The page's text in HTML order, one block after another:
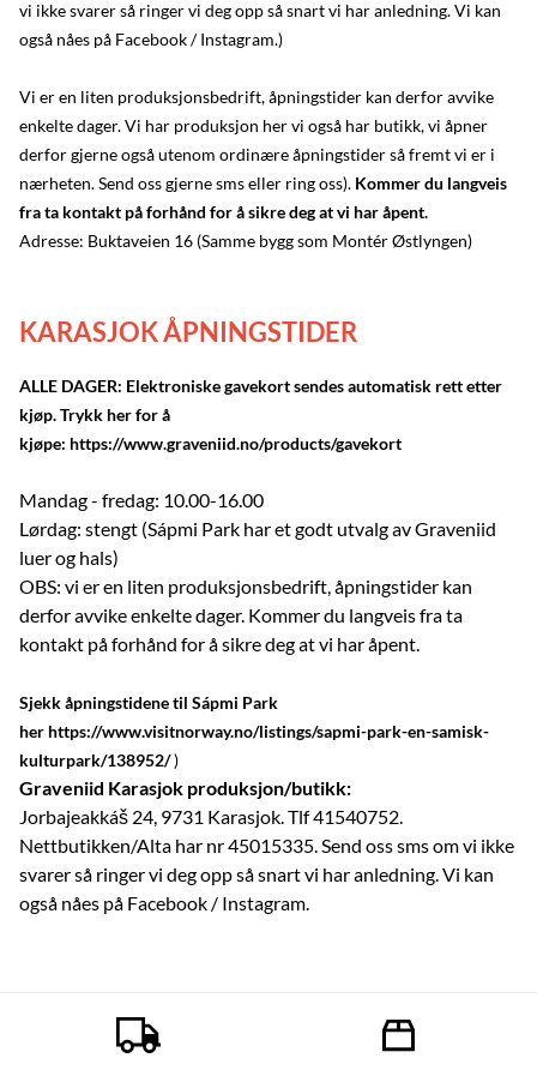
vi ikke svarer så ringer vi deg opp så snart vi har anledning. Vi kan
også nåes på Facebook / Instagram.)
Vi er en liten produksjonsbedrift, åpningstider kan derfor avvike
enkelte dager. Vi har produksjon her vi også har butikk, vi åpner
derfor gjerne også utenom ordinære åpningstider så fremt vi er i
nærheten. Send oss gjerne sms eller ring oss). Kommer du langveis
fra ta kontakt på forhånd for å sikre deg at vi har åpent.
Adresse: Buktaveien 16 (Samme bygg som Montér Østlyngen)
KARASJOK ÅPNINGSTIDER
ALLE DAGER: Elektroniske gavekort sendes automatisk rett etter
kjøp. Trykk her for å
kjøpe: https://www.graveniid.no/products/gavekort
Mandag - fredag: 10.00-16.00
Lørdag: stengt (Sápmi Park har et godt utvalg av Graveniid
luer og hals)
OBS: vi er en liten produksjonsbedrift, åpningstider kan
derfor avvike enkelte dager. Kommer du langveis fra ta
kontakt på forhånd for å sikre deg at vi har åpent.
Sjekk åpningstidene til Sápmi Park
her https://www.visitnorway.no/listings/sapmi-park-en-samisk-
kulturpark/138952/)
Graveniid Karasjok produksjon/butikk:
Jorbajeakkáš 24, 9731 Karasjok . Tlf 41540752.
Nettbutikken/Alta har nr 45015335. Send oss sms om vi ikke
svarer så ringer vi deg opp så snart vi har anledning. Vi kan
også nåes på Facebook / Instagram.